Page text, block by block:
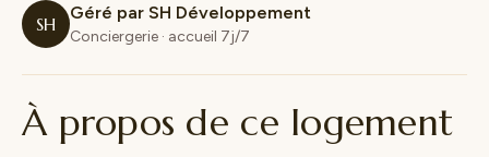
SH
Géré par SH Développement
Conciergerie · accueil 7j/7
À propos de ce logement